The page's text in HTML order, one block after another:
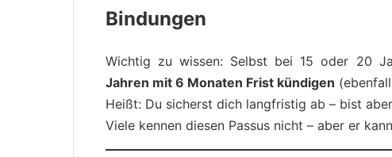
Bindungen
Wichtig zu wissen: Selbst bei 15 oder 20
Jahren mit 6 Monaten Frist kündigen
Heißt: Du sicherst dich langfristig ab – bist
Viele kennen diesen Passus nicht – aber er